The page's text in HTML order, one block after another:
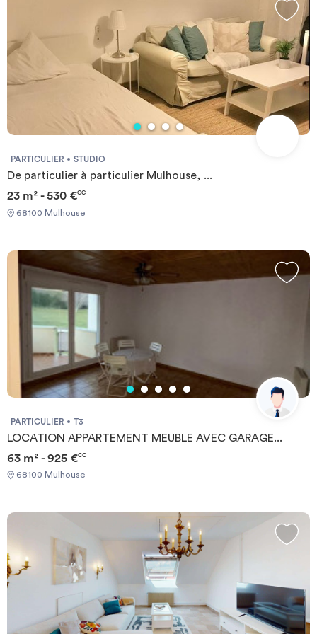
PARTICULIER STUDIO
De particulier à particulier Mulhouse, ...
23 m² - 530 €CC
68100 Mulhouse
PARTICULIER T3
LOCATION APPARTEMENT MEUBLE AVEC GARAGE...
63 m² - 925 €CC
68100 Mulhouse